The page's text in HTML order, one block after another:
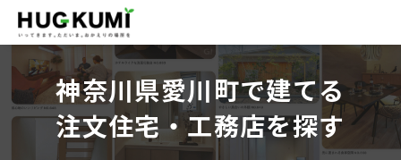
神奈川県愛川町で建てる
注文住宅・工務店を探す